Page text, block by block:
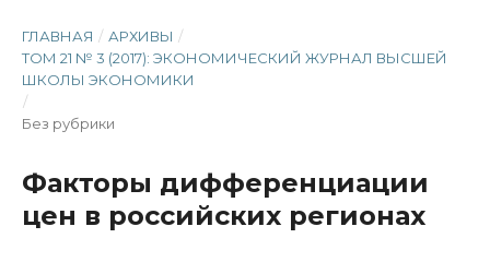
ГЛАВНАЯ / АРХИВЫ /
ТОМ 21 № 3 (2017): ЭКОНОМИЧЕСКИЙ ЖУРНАЛ ВЫСШЕЙ
ШКОЛЫ ЭКОНОМИКИ
/
Без рубрики
Факторы дифференциации
цен в российских регионах